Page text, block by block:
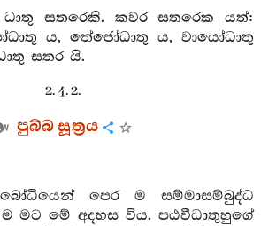
සතරෙකි. කවර සතරෙක යත්:
ය, තේජෝධාතු ය, වායෝධාතු
සතර යි.
2. 4. 2.
පුබ්බ සූත්‍රය
පෙර ම සම්මාසම්බුද්ධ
මේ අදහස විය. පඨවීධාතුහුගේ